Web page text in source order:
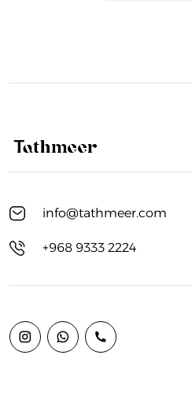
info@tathmeer.com
+968 9333 2224